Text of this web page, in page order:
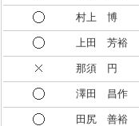
村上 博
上田 芳裕
那須 円
澤田 昌作
田尻 善裕